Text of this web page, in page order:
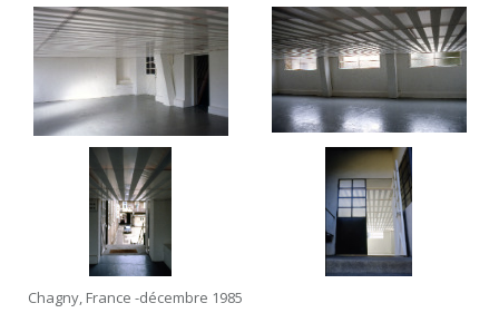
Chagny, France -décembre 1985